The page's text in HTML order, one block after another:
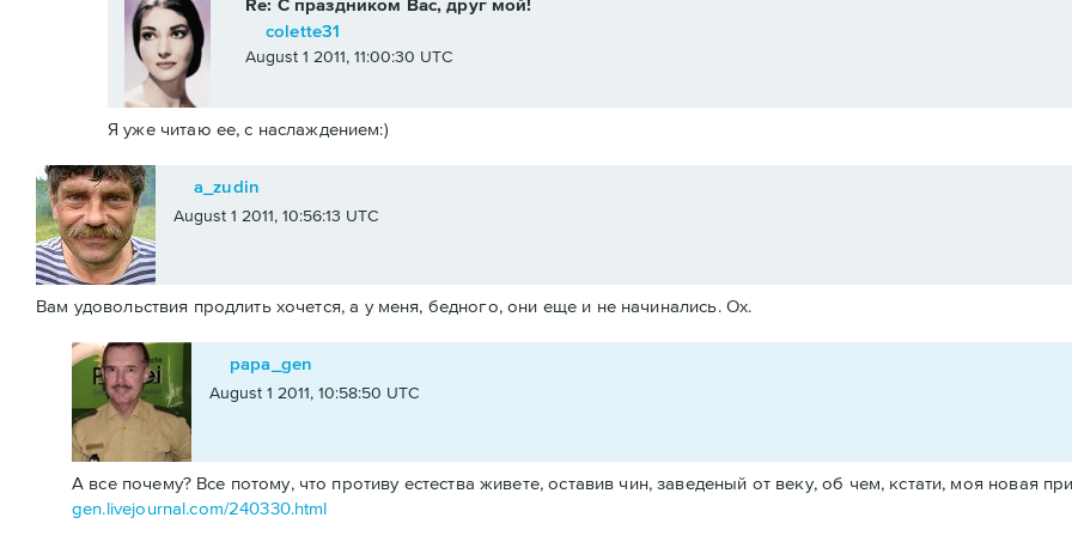
Re: С праздником Вас, друг мой!
colette31
August 1 2011, 11:00:30 UTC
Я уже читаю ее, с наслаждением:)
a_zudin
August 1 2011, 10:56:13 UTC
Вам удовольствия продлить хочется, а у меня, бедного, они еще и не начинались. Ох.
papa_gen
August 1 2011, 10:58:50 UTC
А все почему? Все потому, что противу естества живете, оставив чин, заведеный от веку, об чем, кстати, моя новая
gen.livejournal.com/240330.html